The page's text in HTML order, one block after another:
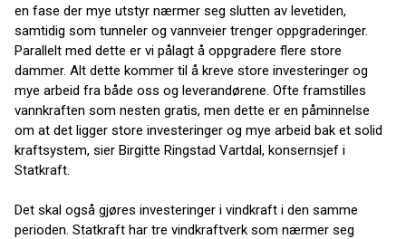
en fase der mye utstyr nærmer seg slutten av levetiden,
samtidig som tunneler og vannveier trenger oppgraderinger.
Parallelt med dette er vi pålagt å oppgradere flere store
dammer. Alt dette kommer til å kreve store investeringer og
mye arbeid fra både oss og leverandørene. Ofte framstilles
vannkraften som nesten gratis, men dette er en påminnelse
om at det ligger store investeringer og mye arbeid bak et solid
kraftsystem, sier Birgitte Ringstad Vartdal, konsernsjef i
Statkraft.
Det skal også gjøres investeringer i vindkraft i den samme
perioden. Statkraft har tre vindkraftverk som nærmer seg